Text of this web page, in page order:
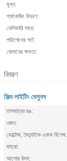
মূল্য:
প্যাকেজিং বিবরণ:
ডেলিভারি সময়:
পরিশোধের শর্ত:
যোগানের ক্ষমতা:
বিবরণ
ফিল্ম লাইটিং বেলুনস
তাপমাত্রা রঙ:
ওজন:
ভোল্টেজ, বৈদ্যুতিক একক বিশেষ:
মাত্রা:
আলোর উৎস: